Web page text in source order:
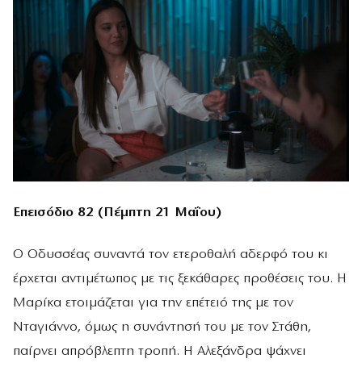
Επεισόδιο 82 (Πέμπτη 21 Μαΐου)
Ο Οδυσσέας συναντά τον ετεροθαλή αδερφό του κι
έρχεται αντιμέτωπος με τις ξεκάθαρες προθέσεις του. Η
Μαρίκα ετοιμάζεται για την επέτειό της με τον
Νταγιάννο, όμως η συνάντησή του με τον Στάθη,
παίρνει απρόβλεπτη τροπή. Η Αλεξάνδρα ψάχνει